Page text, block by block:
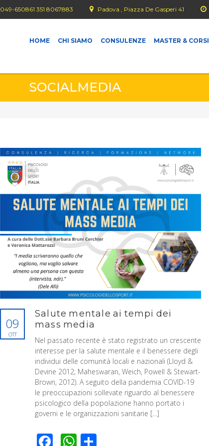
Padova , Piazza De Gasperi 41
049-650861 351 8067883
HOME CHI SIAMO CONSULENZE MASTER & CORSI
SOCIALMEDIA
09
OTT
Salute mentale ai tempi dei
mass media
Nel passato recente è stato registrato un crescente
interesse per la salute mentale e il benessere degli
individui delle comunità locali e nazionali (Lloyd &
Devine 2012; Maheswaran, Weich, Powell & Stewart-
Brown, 2012). A seguito della pandemia COVID-19
le preoccupazioni sollevate riguardo al benessere
psicologico della popolazione hanno portato i
governi e le organizzazioni sanitarie […]
Facebook
WhatsApp